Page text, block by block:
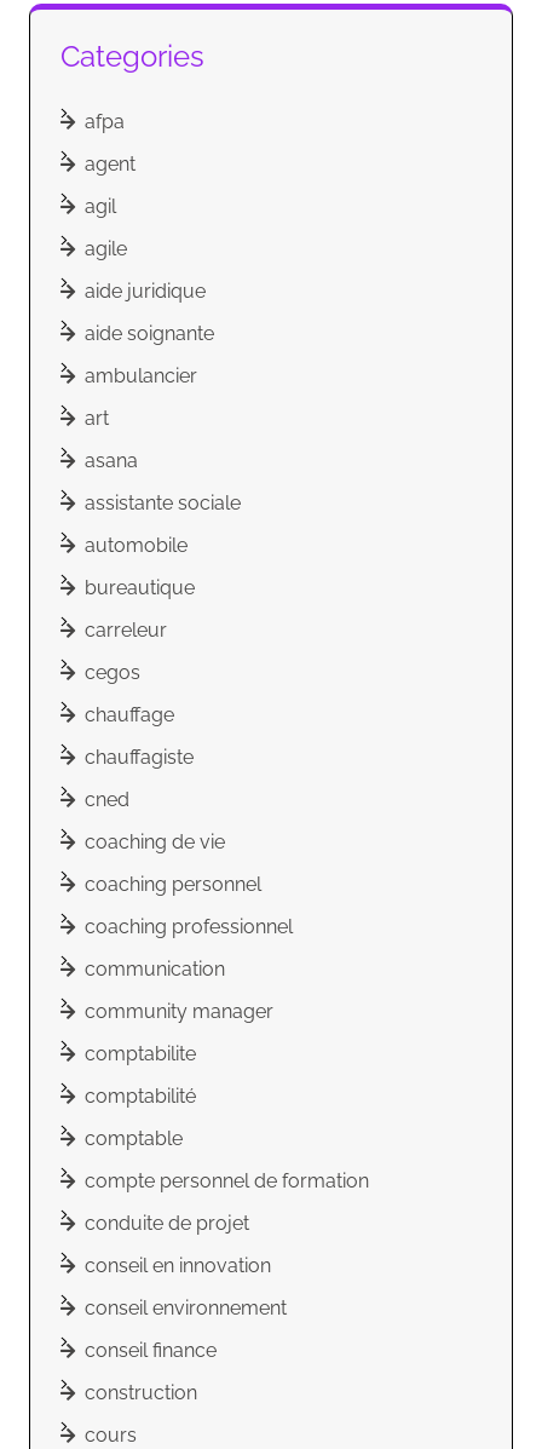
Categories
afpa
agent
agil
agile
aide juridique
aide soignante
ambulancier
art
asana
assistante sociale
automobile
bureautique
carreleur
cegos
chauffage
chauffagiste
cned
coaching de vie
coaching personnel
coaching professionnel
communication
community manager
comptabilite
comptabilité
comptable
compte personnel de formation
conduite de projet
conseil en innovation
conseil environnement
conseil finance
construction
cours